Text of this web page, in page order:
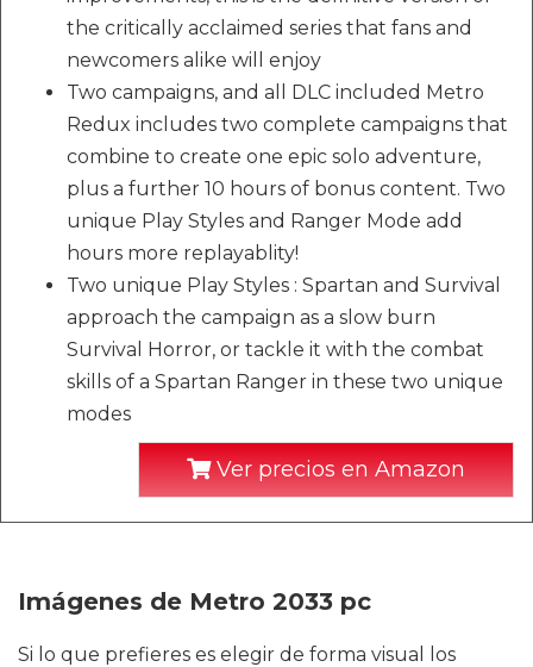
the critically acclaimed series that fans and
newcomers alike will enjoy
Two campaigns, and all DLC included Metro
Redux includes two complete campaigns that
combine to create one epic solo adventure,
plus a further 10 hours of bonus content. Two
unique Play Styles and Ranger Mode add
hours more replayablity!
Two unique Play Styles : Spartan and Survival
approach the campaign as a slow burn
Survival Horror, or tackle it with the combat
skills of a Spartan Ranger in these two unique
modes
Ver precios en Amazon
Imágenes de Metro 2033 pc
Si lo que prefieres es elegir de forma visual los